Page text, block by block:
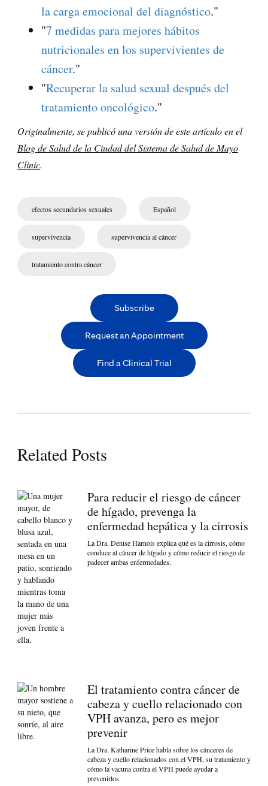
la carga emocional del diagnóstico."
"7 medidas para mejores hábitos
nutricionales en los supervivientes de
cáncer."
"Recuperar la salud sexual después del
tratamiento oncológico."
Originalmente, se publicó una versión de este artículo en el
Blog de Salud de la Ciudad del Sistema de Salud de Mayo
Clinic.
efectos secundarios sexuales Español
supervivencia supervivencia al cáncer
tratamiento contra cáncer
Subscribe
Request an Appointment
Find a Clinical Trial
Related Posts
Para reducir el riesgo de cáncer
de hígado, prevenga la
enfermedad hepática y la cirrosis
La Dra. Denise Harnois explica qué es la cirrosis, cómo
conduce al cáncer de hígado y cómo reducir el riesgo de
padecer ambas enfermedades.
El tratamiento contra cáncer de
cabeza y cuello relacionado con
VPH avanza, pero es mejor
prevenir
La Dra. Katharine Price habla sobre los cánceres de
cabeza y cuello relacionados con el VPH, su tratamiento y
cómo la vacuna contra el VPH puede ayudar a
prevenirlos.